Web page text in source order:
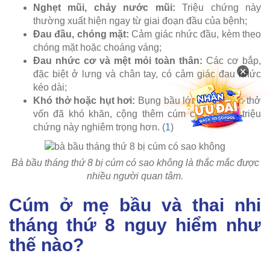
Nghẹt mũi, chảy nước mũi: Triệu chứng này
thường xuất hiện ngay từ giai đoạn đầu của bệnh;
Đau đầu, chóng mặt: Cảm giác nhức đầu, kèm theo
chóng mặt hoặc choáng váng;
Đau nhức cơ và mệt mỏi toàn thân: Các cơ bắp,
đặc biệt ở lưng và chân tay, có cảm giác đau nhức
kéo dài;
Khó thở hoặc hụt hơi: Bụng bầu lớn khiến việc thở
vốn đã khó khăn, cộng thêm cúm có thể làm triệu
chứng này nghiêm trọng hơn. (1)
Bà bầu tháng thứ 8 bị cúm có sao không là thắc mắc được
nhiều người quan tâm.
Cúm ở mẹ bầu và thai nhi
tháng thứ 8 nguy hiểm như
thế nào?
×